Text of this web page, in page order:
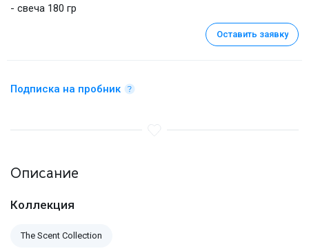
- свеча 180 гр
Оставить заявку
Подписка на пробник
Описание
Коллекция
The Scent Collection